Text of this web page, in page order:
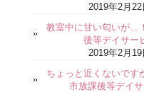
2019年2月22
教室中に甘い匂いが…
後等デイサー
2019年2月19
ちょっと近くないで
市放課後等デイサ